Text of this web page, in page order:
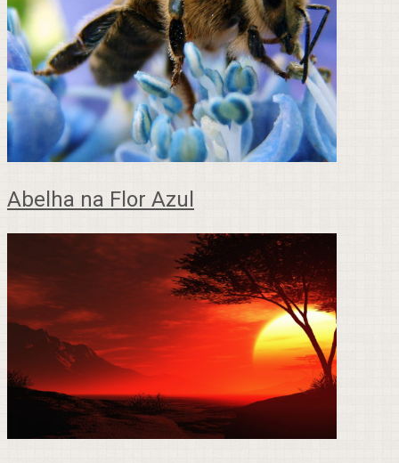
Abelha na Flor Azul